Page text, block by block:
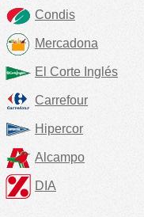
Condis
Mercadona
El Corte Inglés
Carrefour
Hipercor
Alcampo
DIA